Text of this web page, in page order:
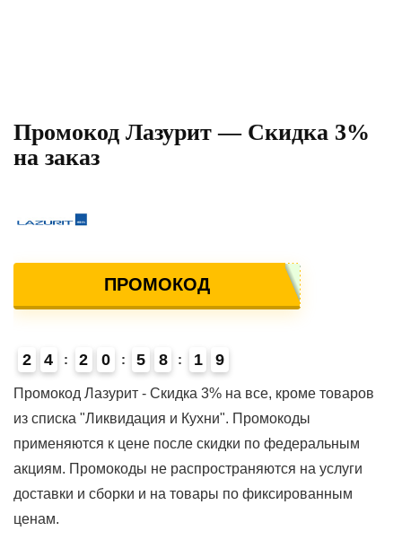
Промокод Лазурит — Скидка 3%
на заказ
ПРОМОКОД
2 4 2 0 5 8 1 9
Промокод Лазурит - Скидка 3% на все, кроме товаров
из списка "Ликвидация и Кухни". Промокоды
применяются к цене после скидки по федеральным
акциям. Промокоды не распространяются на услуги
доставки и сборки и на товары по фиксированным
ценам.